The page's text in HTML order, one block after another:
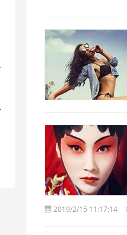
2019/2/15 11:17:14